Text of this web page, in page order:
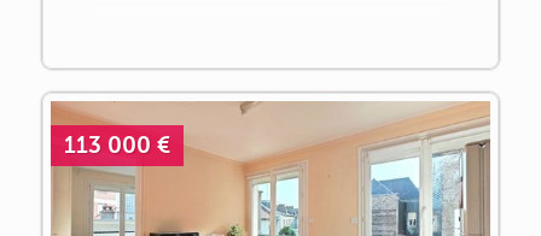
113 000 €